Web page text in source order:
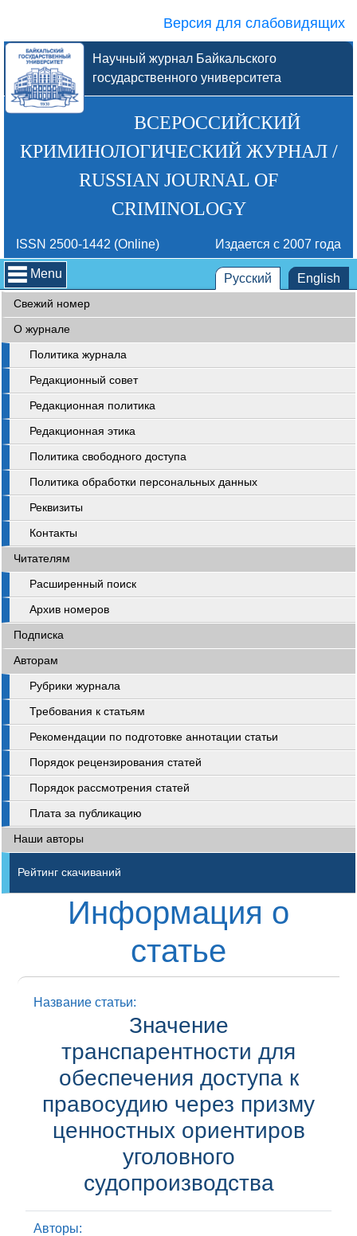
Версия для слабовидящих
Научный журнал Байкальского
государственного университета
ВСЕРОССИЙСКИЙ
КРИМИНОЛОГИЧЕСКИЙ ЖУРНАЛ /
RUSSIAN JOURNAL OF
CRIMINOLOGY
ISSN 2500-1442 (Online) Издается с 2007 года
Menu Русский English
Свежий номер
О журнале
Политика журнала
Редакционный совет
Редакционная политика
Редакционная этика
Политика свободного доступа
Политика обработки персональных данных
Реквизиты
Контакты
Читателям
Расширенный поиск
Архив номеров
Подписка
Авторам
Рубрики журнала
Требования к статьям
Рекомендации по подготовке аннотации статьи
Порядок рецензирования статей
Порядок рассмотрения статей
Плата за публикацию
Наши авторы
Рейтинг скачиваний
Информация о
статье
Название статьи:
Значение
транспарентности для
обеспечения доступа к
правосудию через призму
ценностных ориентиров
уголовного
судопроизводства
Авторы: